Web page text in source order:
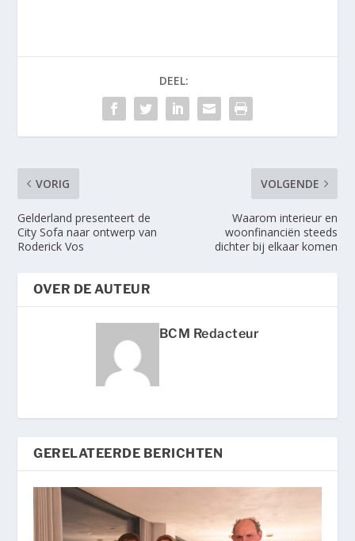
DEEL:
VORIG
Gelderland presenteert de
City Sofa naar ontwerp van
Roderick Vos
VOLGENDE
Waarom interieur en
woonfinanciën steeds
dichter bij elkaar komen
OVER DE AUTEUR
BCM Redacteur
GERELATEERDE BERICHTEN